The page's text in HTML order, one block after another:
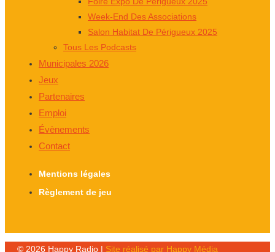
Week-End Des Associations
Salon Habitat De Périgueux 2025
Tous Les Podcasts
Municipales 2026
Jeux
Partenaires
Emploi
Évènements
Contact
Mentions légales
Règlement de jeu
© 2026 Happy Radio | Site réalisé par Happy Média